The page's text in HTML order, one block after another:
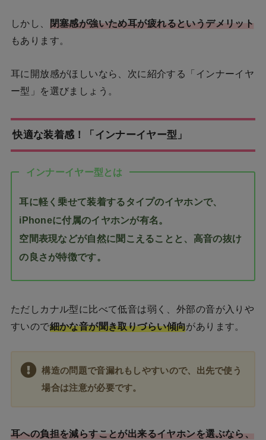
しかし、
閉塞感が強いため耳が疲れるというデメリット
もあります。
耳に開放感がほしいなら、次に紹介する「インナーイヤ
ー型」を選びましょう。
快適な装着感！「インナーイヤー型」
インナーイヤー型とは
耳に軽く乗せて装着するタイプのイヤホンで、
iPhoneに付属のイヤホンが有名。
空間表現などが自然に聞こえることと、高音の抜け
の良さが特徴です。
ただしカナル型に比べて低音は弱く、外部の音が入りや
すいので細かな音が聞き取りづらい傾向があります。
構造の問題で音漏れもしやすいので、出先で使う
場合は注意が必要です。
耳への負担を減らすことが出来るイヤホンを選ぶなら、